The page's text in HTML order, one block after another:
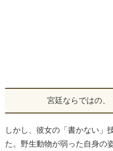
宮廷ならではの、
しかし、彼女の「書かない」
た。野生動物が弱った自身の